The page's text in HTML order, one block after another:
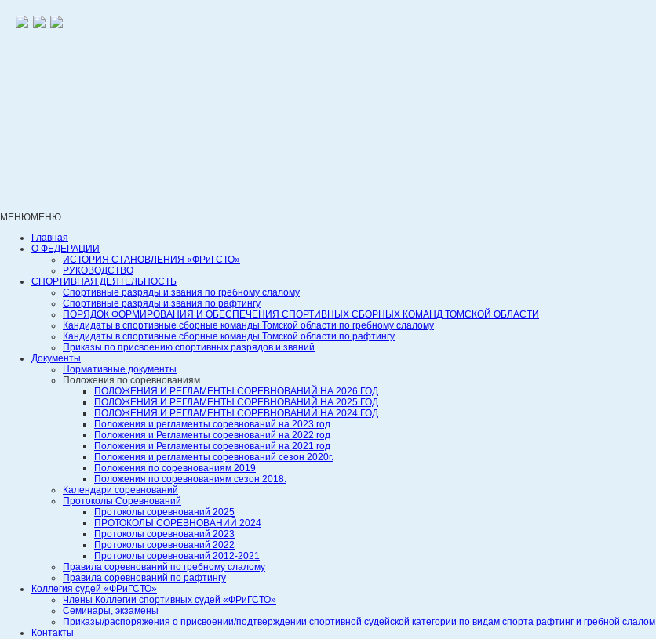
МЕНЮМЕНЮ
Главная
О ФЕДЕРАЦИИ
ИСТОРИЯ СТАНОВЛЕНИЯ «ФРиГСТО»
РУКОВОДСТВО
СПОРТИВНАЯ ДЕЯТЕЛЬНОСТЬ
Спортивные разряды и звания по гребному слалому
Спортивные разряды и звания по рафтингу
ПОРЯДОК ФОРМИРОВАНИЯ И ОБЕСПЕЧЕНИЯ СПОРТИВНЫХ СБОРНЫХ КОМАНД ТОМСКОЙ ОБЛАСТИ
Кандидаты в спортивные сборные команды Томской области по гребному слалому
Кандидаты в спортивные сборные команды Томской области по рафтингу
Приказы по присвоению спортивных разрядов и званий
Документы
Нормативные документы
Положения по соревнованиям
ПОЛОЖЕНИЯ И РЕГЛАМЕНТЫ СОРЕВНОВАНИЙ НА 2026 ГОД
ПОЛОЖЕНИЯ И РЕГЛАМЕНТЫ СОРЕВНОВАНИЙ НА 2025 ГОД
ПОЛОЖЕНИЯ И РЕГЛАМЕНТЫ СОРЕВНОВАНИЙ НА 2024 ГОД
Положения и регламенты соревнований на 2023 год
Положения и Регламенты соревнований на 2022 год
Положения и Регламенты соревнований на 2021 год
Положения и регламенты соревнований сезон 2020г.
Положения по соревнованиям 2019
Положения по соревнованиям сезон 2018.
Календари соревнований
Протоколы Соревнований
Протоколы соревнований 2025
ПРОТОКОЛЫ СОРЕВНОВАНИЙ 2024
Протоколы соревнований 2023
Протоколы соревнований 2022
Протоколы соревнований 2012-2021
Правила соревнований по гребному слалому
Правила соревнований по рафтингу
Коллегия судей «ФРиГСТО»
Члены Коллегии спортивных судей «ФРиГСТО»
Семинары, экзамены
Приказы/распоряжения о присвоении/подтверждении спортивной судейской категории по видам спорта рафтинг и гребной слалом
Контакты